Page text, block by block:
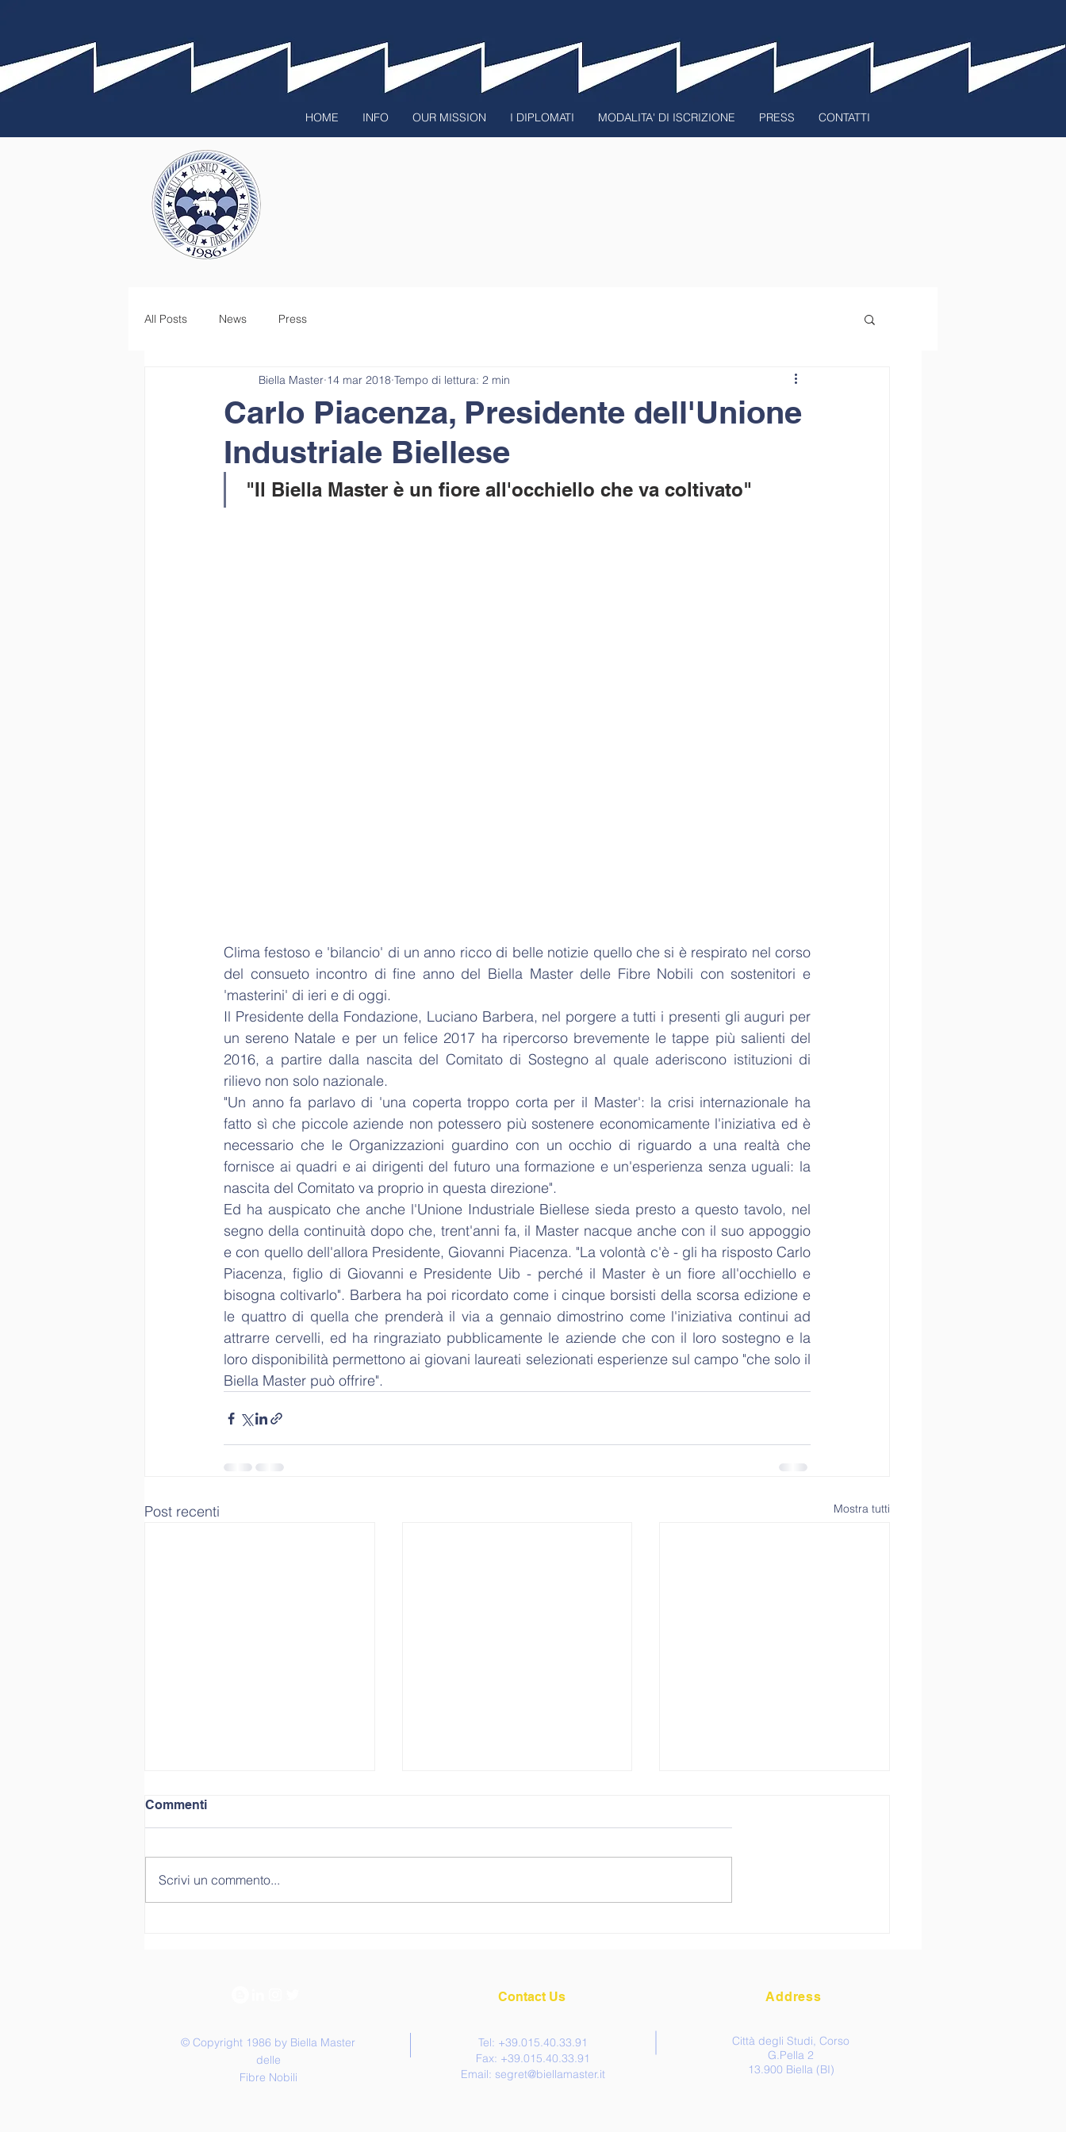
HOME INFO OUR MISSION I DIPLOMATI MODALITA' DI ISCRIZIONE PRESS CONTATTI
All Posts News Press
Carlo Piacenza, Presidente dell'Unione
Industriale Biellese
Biella Master 14 mar 2018 Tempo di lettura: 2 min
"Il Biella Master è un fiore all'occhiello che va coltivato"
Clima festoso e 'bilancio' di un anno ricco di belle notizie quello che si è respirato nel corso
del consueto incontro di fine anno del Biella Master delle Fibre Nobili con sostenitori e
'masterini' di ieri e di oggi.
Il Presidente della Fondazione, Luciano Barbera, nel porgere a tutti i presenti gli auguri per
un sereno Natale e per un felice 2017 ha ripercorso brevemente le tappe più salienti del
2016, a partire dalla nascita del Comitato di Sostegno al quale aderiscono istituzioni di
rilievo non solo nazionale.
"Un anno fa parlavo di 'una coperta troppo corta per il Master': la crisi internazionale ha
fatto sì che piccole aziende non potessero più sostenere economicamente l'iniziativa ed è
necessario che le Organizzazioni guardino con un occhio di riguardo a una realtà che
fornisce ai quadri e ai dirigenti del futuro una formazione e un'esperienza senza uguali: la
nascita del Comitato va proprio in questa direzione".
Ed ha auspicato che anche l'Unione Industriale Biellese sieda presto a questo tavolo, nel
segno della continuità dopo che, trent'anni fa, il Master nacque anche con il suo appoggio
e con quello dell'allora Presidente, Giovanni Piacenza. "La volontà c'è - gli ha risposto Carlo
Piacenza, figlio di Giovanni e Presidente Uib - perché il Master è un fiore all'occhiello e
bisogna coltivarlo". Barbera ha poi ricordato come i cinque borsisti della scorsa edizione e
le quattro di quella che prenderà il via a gennaio dimostrino come l'iniziativa continui ad
attrarre cervelli, ed ha ringraziato pubblicamente le aziende che con il loro sostegno e la
loro disponibilità permettono ai giovani laureati selezionati esperienze sul campo "che solo il
Biella Master può offrire".
Post recenti Mostra tutti
Commenti
Scrivi un commento...
Contact Us
© Copyright 1986 by Biella Master
delle
Fibre Nobili
Tel: +39.015.40.33.91
Fax: +39.015.40.33.91
Email: segret@biellamaster.it
Address
Città degli Studi, Corso
G.Pella 2
13.900 Biella (BI)